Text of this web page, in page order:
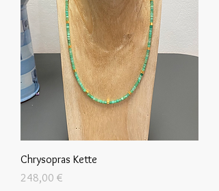
Chrysopras Kette
Preis
248,00 €